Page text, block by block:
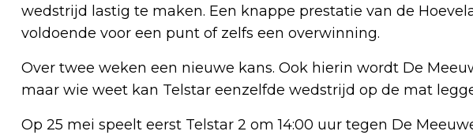
wedstrijd lastig te maken. Een knappe prestatie van de
voldoende voor een punt of zelfs een overwinning.
Over twee weken een nieuwe kans. Ook hierin wordt De
maar wie weet kan Telstar eenzelfde wedstrijd op de mat
Op 25 mei speelt eerst Telstar 2 om 14:00 uur tegen De